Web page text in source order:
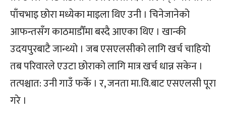
पाँचभाइ छोरा मध्येका माइला थिए उनी । चिनेजानेको
आफन्तसँग काठमाडौँमा बस्दै आएका थिए । खान्की
उदयपुरबाटै जान्थ्यो । जब एसएलसीको लागि खर्च चाहियो
तब परिवारले एउटा छोराको लागि मात्र खर्च धान्न सकेन ।
तत्पश्चात: उनी गाउँ फर्के । र, जनता मा.वि.बाट एसएलसी पूरा
गरे ।